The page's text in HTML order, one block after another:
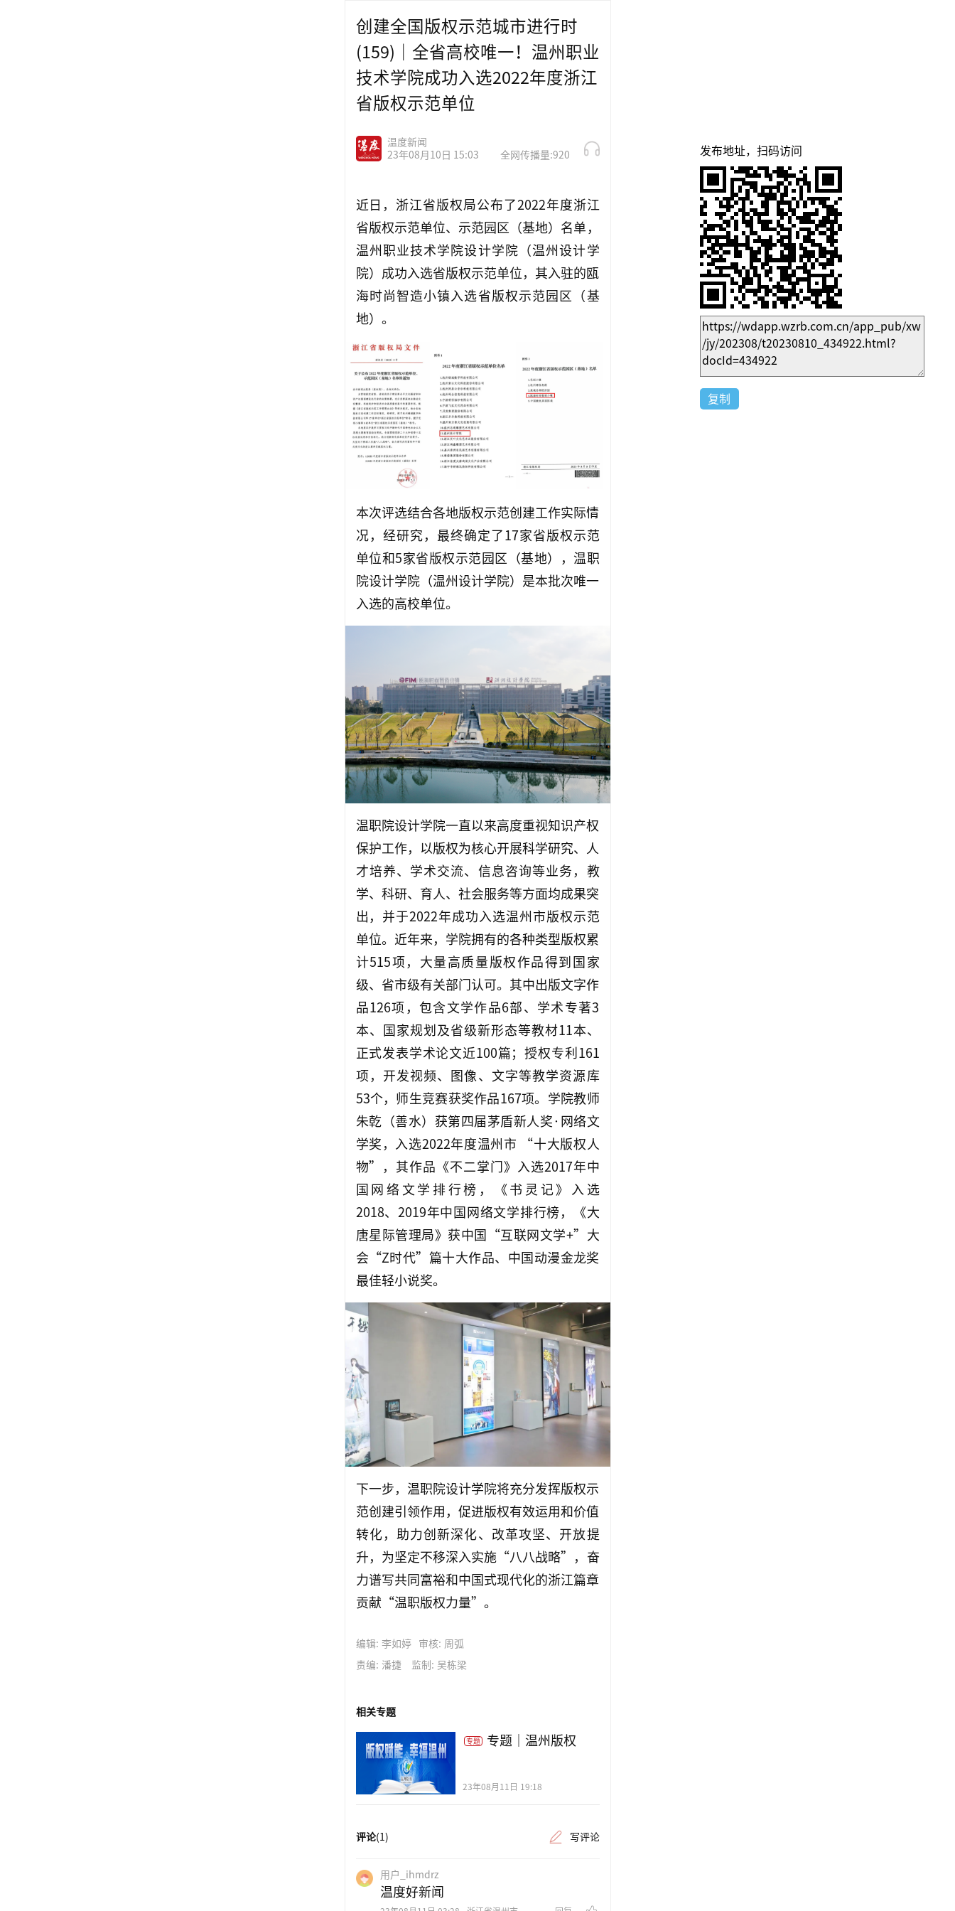
创建全国版权示范城市进行时
(159)｜全省高校唯一！温州职业
技术学院成功入选2022年度浙江
省版权示范单位
温度新闻
23年08月10日 15:03
全网传播量:920
近日，浙江省版权局公布了2022年度浙江
省版权示范单位、示范园区（基地）名单，
温州职业技术学院设计学院（温州设计学
院）成功入选省版权示范单位，其入驻的瓯
海时尚智造小镇入选省版权示范园区（基
地）。
本次评选结合各地版权示范创建工作实际情
况，经研究，最终确定了17家省版权示范
单位和5家省版权示范园区（基地），温职
院设计学院（温州设计学院）是本批次唯一
入选的高校单位。
温职院设计学院一直以来高度重视知识产权
保护工作，以版权为核心开展科学研究、人
才培养、学术交流、信息咨询等业务，教
学、科研、育人、社会服务等方面均成果突
出，并于2022年成功入选温州市版权示范
单位。近年来，学院拥有的各种类型版权累
计515项，大量高质量版权作品得到国家
级、省市级有关部门认可。其中出版文字作
品126项，包含文学作品6部、学术专著3
本、国家规划及省级新形态等教材11本、
正式发表学术论文近100篇；授权专利161
项，开发视频、图像、文字等教学资源库
53个，师生竞赛获奖作品167项。学院教师
朱乾（善水）获第四届茅盾新人奖·网络文
学奖，入选2022年度温州市 “十大版权人
物”，其作品《不二掌门》入选2017年中
国网络文学排行榜，《书灵记》入选
2018、2019年中国网络文学排行榜，《大
唐星际管理局》获中国“互联网文学+”大
会“Z时代”篇十大作品、中国动漫金龙奖
最佳轻小说奖。
下一步，温职院设计学院将充分发挥版权示
范创建引领作用，促进版权有效运用和价值
转化，助力创新深化、改革攻坚、开放提
升，为坚定不移深入实施“八八战略”，奋
力谱写共同富裕和中国式现代化的浙江篇章
贡献“温职版权力量”。
编辑: 李如婷 审核: 周弧
责编: 潘捷 监制: 吴栋梁
相关专题
专题｜温州版权
23年08月11日 19:18
评论(1) 写评论
用户_ihmdrz
温度好新闻